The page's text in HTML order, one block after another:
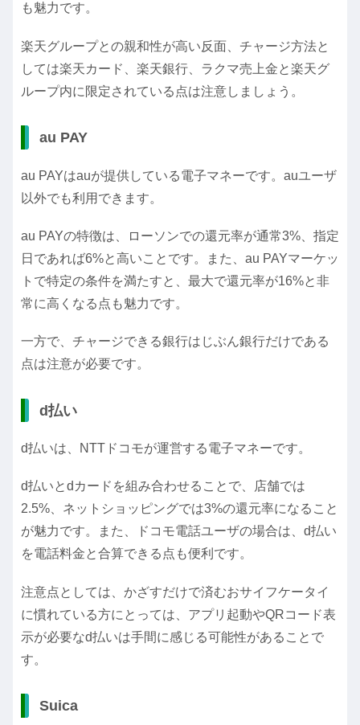
も魅力です。
楽天グループとの親和性が高い反面、チャージ方法と
しては楽天カード、楽天銀行、ラクマ売上金と楽天グ
ループ内に限定されている点は注意しましょう。
au PAY
au PAYはauが提供している電子マネーです。auユーザ
以外でも利用できます。
au PAYの特徴は、ローソンでの還元率が通常3%、指定
日であれば6%と高いことです。また、au PAYマーケッ
トで特定の条件を満たすと、最大で還元率が16%と非
常に高くなる点も魅力です。
一方で、チャージできる銀行はじぶん銀行だけである
点は注意が必要です。
d払い
d払いは、NTTドコモが運営する電子マネーです。
d払いとdカードを組み合わせることで、店舗では
2.5%、ネットショッピングでは3%の還元率になること
が魅力です。また、ドコモ電話ユーザの場合は、d払い
を電話料金と合算できる点も便利です。
注意点としては、かざすだけで済むおサイフケータイ
に慣れている方にとっては、アプリ起動やQRコード表
示が必要なd払いは手間に感じる可能性があることで
す。
Suica